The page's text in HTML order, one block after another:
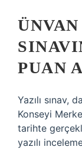
PUAN
Yazılı sınav,
Konseyi
tarihte
yazılı